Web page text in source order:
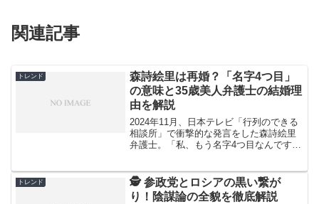
関連記事
トレンド
森詩絵里は再婚？「名字4つ目」
の意味と35歳美人弁護士の結婚理
由を解説
2024年11月、日本テレビ「行列のできる
相談所」で衝撃的な発言をした森詩絵里
弁護士。「私、もう名字4つ目なんです
して知られる森詩絵里さんですが、この
発言の裏には複雑な...
トレンド
🕵️ 参政党とロシアの黒い繋が
り！陰謀論の全貌を徹底解説